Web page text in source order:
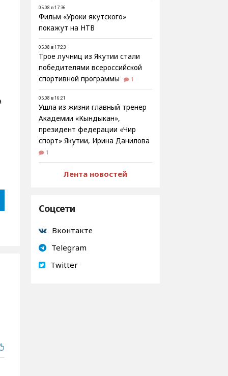
05.08 в 17:36
Фильм «Уроки якутского»
покажут на НТВ
05.08 в 17:23
Трое лучниц из Якутии стали
победителями всероссийской
спортивной программы
1
05.08 в 16:21
Ушла из жизни главный тренер
Академии «Кындыкан»,
президент федерации «Чир
спорт» Якутии, Ирина Данилова
1
Лента новостей
Соцсети
Вконтакте
Telegram
Twitter